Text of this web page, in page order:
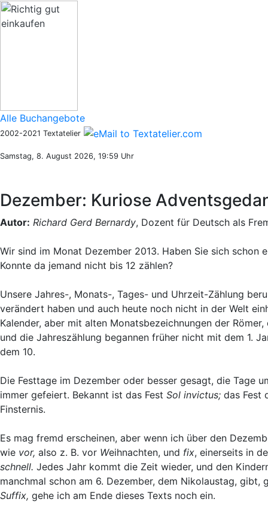
Alle Buchangebote
2002-2021 Textatelier
Samstag, 8. August 2026, 19:59 Uhr
Dezember: Kuriose
Autor: Richard Gerd Bernardy, Dozent für Deutsch als
Wir sind im Monat Dezember 2013. Haben Sie sich
Konnte da jemand nicht bis 12 zählen?
Unsere Jahres-, Monats-, Tages- und Uhrzeit-Zählung
verändert haben und auch heute noch nicht in der Welt
Kalender, aber mit alten Monatsbezeichnungen der
und die Jahreszählung begannen früher nicht mit dem 1.
dem 10.
Die Festtage im Dezember oder besser gesagt, die Tage
immer gefeiert. Bekannt ist das Fest Sol invictus; das Fest
Finsternis.
Es mag fremd erscheinen, aber wenn ich über den
wie vor, also z. B. vor Weihnachten, und fix, einerseits in
schnell. Jedes Jahr kommt die Zeit wieder, und den
manchmal schon am 6. Dezember, dem Nikolaustag,
Suffix, gehe ich am Ende dieses Texts noch ein.